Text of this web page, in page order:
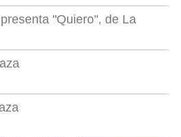
"Quiero", de La